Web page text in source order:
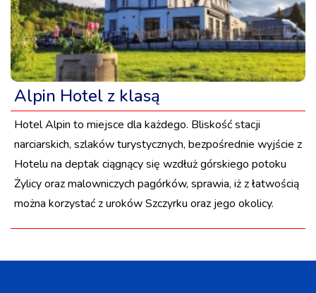
Alpin Hotel z klasą
Hotel Alpin to miejsce dla każdego. Bliskość stacji
narciarskich, szlaków turystycznych, bezpośrednie wyjście z
Hotelu na deptak ciągnący się wzdłuż górskiego potoku
Żylicy oraz malowniczych pagórków, sprawia, iż z łatwością
można korzystać z uroków Szczyrku oraz jego okolicy.